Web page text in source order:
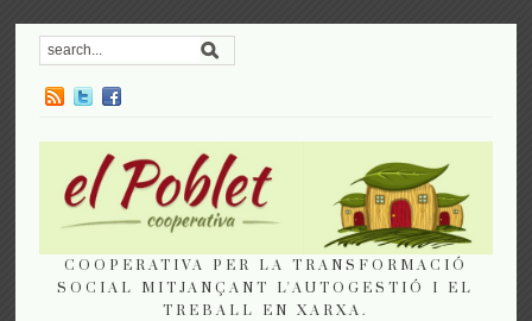
COOPERATIVA PER LA TRANSFORMACIÓ
SOCIAL MITJANÇANT L'AUTOGESTIÓ I EL
TREBALL EN XARXA.